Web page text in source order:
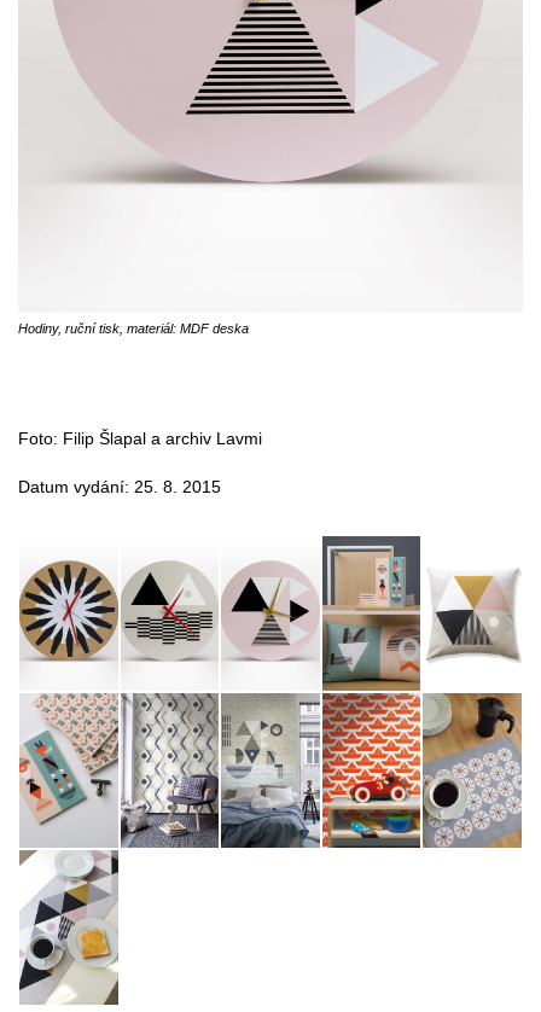
Hodiny, ruční tisk, materiál: MDF deska
Foto: Filip Šlapal a archiv Lavmi
Datum vydání: 25. 8. 2015